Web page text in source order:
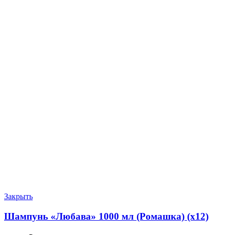
Закрыть
Шампунь «Любава» 1000 мл (Ромашка) (х12)